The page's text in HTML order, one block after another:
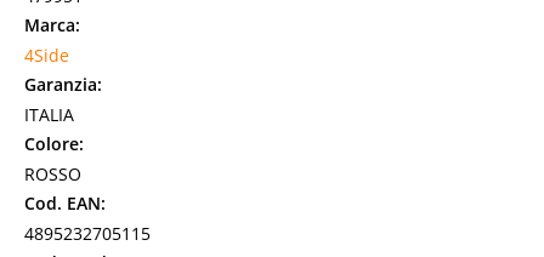
Marca:
4Side
Garanzia:
ITALIA
Colore:
ROSSO
Cod. EAN:
4895232705115